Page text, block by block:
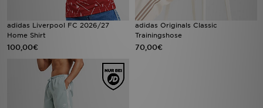
adidas Liverpool FC 2026/27
Home Shirt
100,00€
adidas Originals Classic
Trainingshose
70,00€